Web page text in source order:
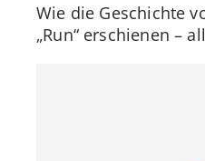
Wie die Geschichte
„Run“ erschienen –